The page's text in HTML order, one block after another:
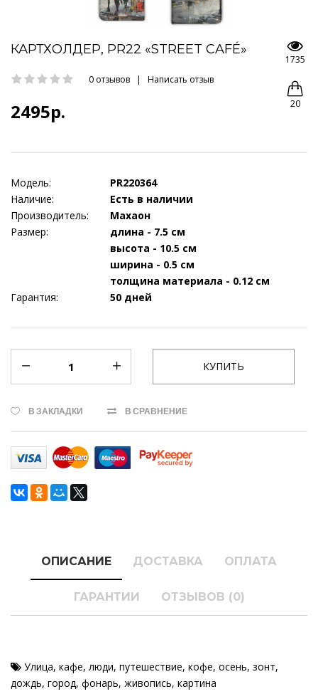
КАРТХОЛДЕР, PR22 «STREET CAFÉ»
0 отзывов | Написать отзыв
2495р.
1735
20
Модель:
PR220364
Наличие:
Есть в наличии
Производитель:
Махаон
Размер:
длина - 7.5 см
высота - 10.5 см
ширина - 0.5 см
толщина материала - 0.12 см
Гарантия:
50 дней
В ЗАКЛАДКИ В СРАВНЕНИЕ
ОПИСАНИЕ ДОСТАВКА ОПЛАТА
ГАРАНТИИ ОТЗЫВОВ (0)
Улица, кафе, люди, путешествие, кофе, осень, зонт,
дождь, город, фонарь, живопись, картина